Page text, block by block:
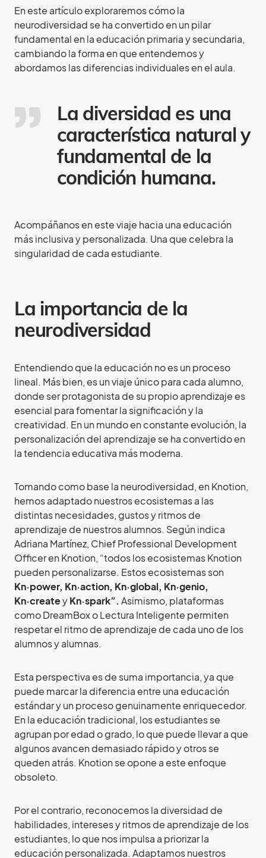
En este artículo exploraremos cómo la
neurodiversidad se ha convertido en un pilar
fundamental en la educación primaria y secundaria,
cambiando la forma en que entendemos y
abordamos las diferencias individuales en el aula.
La diversidad es una
característica natural y
fundamental de la
condición humana.
Acompáñanos en este viaje hacia una educación
más inclusiva y personalizada. Una que celebra la
singularidad de cada estudiante.
La importancia de la
neurodiversidad
Entendiendo que la educación no es un proceso
lineal. Más bien, es un viaje único para cada alumno,
donde ser protagonista de su propio aprendizaje es
esencial para fomentar la significación y la
creatividad. En un mundo en constante evolución, la
personalización del aprendizaje se ha convertido en
la tendencia educativa más moderna.
Tomando como base la neurodiversidad, en Knotion,
hemos adaptado nuestros ecosistemas a las
distintas necesidades, gustos y ritmos de
aprendizaje de nuestros alumnos. Según indica
Adriana Martínez, Chief Professional Development
Officer en Knotion, “todos los ecosistemas Knotion
pueden personalizarse. Estos ecosistemas son
Kn·power, Kn·action, Kn·global, Kn·genio,
Kn·createyKn·spark”. Asimismo, plataformas
como DreamBox o Lectura Inteligente permiten
respetar el ritmo de aprendizaje de cada uno de los
alumnos y alumnas.
Esta perspectiva es de suma importancia, ya que
puede marcar la diferencia entre una educación
estándar y un proceso genuinamente enriquecedor.
En la educación tradicional, los estudiantes se
agrupan por edad o grado, lo que puede llevar a que
algunos avancen demasiado rápido y otros se
queden atrás. Knotion se opone a este enfoque
obsoleto.
Por el contrario, reconocemos la diversidad de
habilidades, intereses y ritmos de aprendizaje de los
estudiantes, lo que nos impulsa a priorizar la
educación personalizada. Adaptamos nuestros